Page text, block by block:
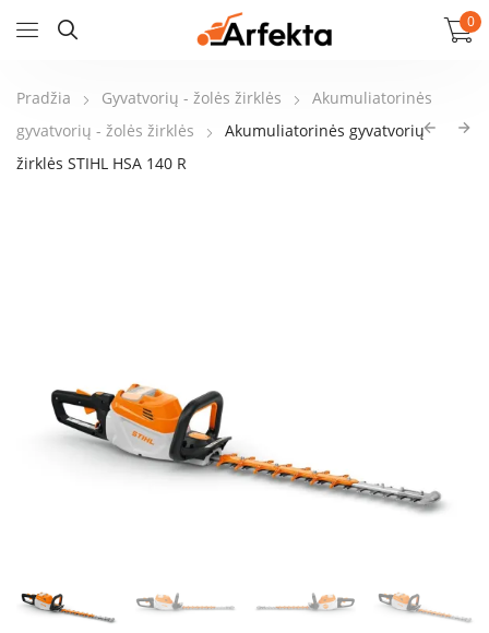
0
Pradžia Gyvatvorių - žolės žirklės
Akumuliatorinės
gyvatvorių - žolės žirklės
Akumuliatorinės gyvatvorių
žirklės STIHL HSA 140 R